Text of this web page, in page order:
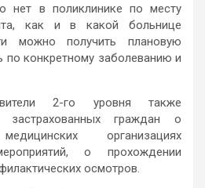
нет в поликлинике по месту
как и в какой больнице
можно получить плановую
конкретному заболеванию и
2-го уровня также
застрахованных граждан о
организациях
о прохождении
осмотров.